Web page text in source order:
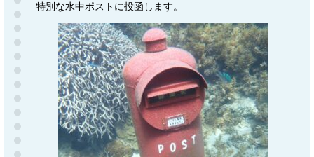
特別な水中ポストに投函します。